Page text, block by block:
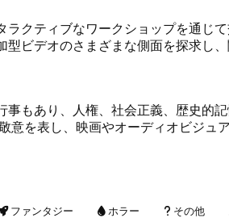
クティブなワークショップを通じ
ビデオのさまざまな側面を探求し
もあり、人権、社会正義、歴史的
意を表し、映画やオーディオビジュ
ファンタジー ホラー その他